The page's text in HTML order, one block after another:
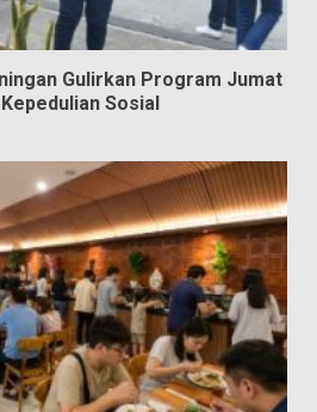
Gulirkan Program Jumat
Sosial